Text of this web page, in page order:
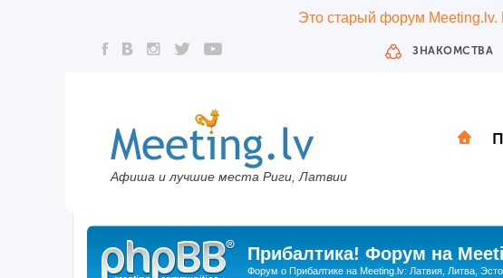
Это старый форум Meeting.lv.
ЗНАКОМСТВА
Афиша и лучшие места Риги, Латвии
Прибалтика! Форум на
Форум о Прибалтике на Meeting.lv: Латвия, Литва,